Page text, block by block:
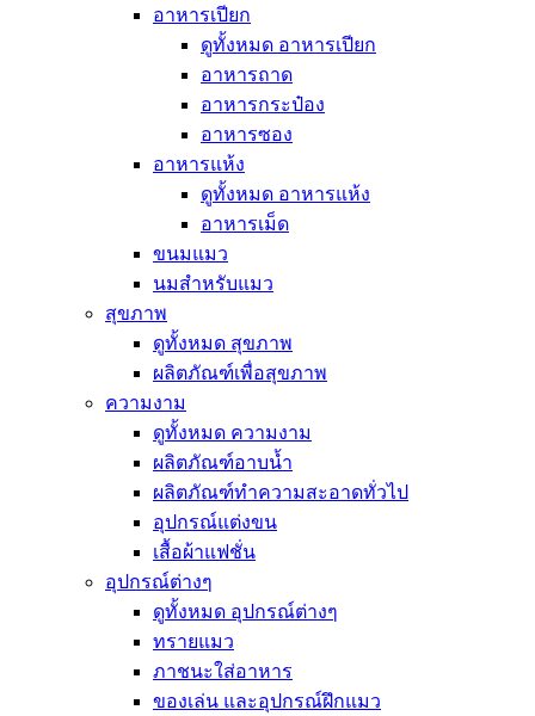
อาหารเปียก
ดูทั้งหมด อาหารเปียก
อาหารถาด
อาหารกระป๋อง
อาหารซอง
อาหารแห้ง
ดูทั้งหมด อาหารแห้ง
อาหารเม็ด
ขนมแมว
นมสำหรับแมว
สุขภาพ
ดูทั้งหมด สุขภาพ
ผลิตภัณฑ์เพื่อสุขภาพ
ความงาม
ดูทั้งหมด ความงาม
ผลิตภัณฑ์อาบน้ำ
ผลิตภัณฑ์ทำความสะอาดทั่วไป
อุปกรณ์แต่งขน
เสื้อผ้าแฟชั่น
อุปกรณ์ต่างๆ
ดูทั้งหมด อุปกรณ์ต่างๆ
ทรายแมว
ภาชนะใส่อาหาร
ของเล่น และอุปกรณ์ฝึกแมว